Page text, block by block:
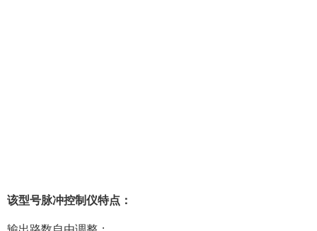
该型号脉冲控制仪特点：